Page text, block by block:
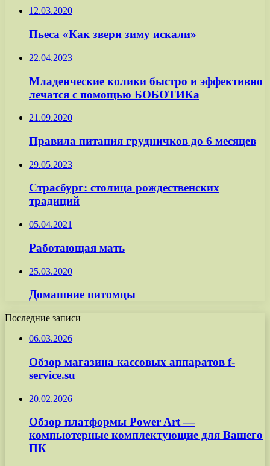
12.03.2020
Пьеса «Как звери зиму искали»
22.04.2023
Младенческие колики быстро и эффективно
лечатся с помощью БОБОТИКа
21.09.2020
Правила питания грудничков до 6 месяцев
29.05.2023
Страсбург: столица рождественских
традиций
05.04.2021
Работающая мать
25.03.2020
Домашние питомцы
Последние записи
06.03.2026
Обзор магазина кассовых аппаратов f-
service.su
20.02.2026
Обзор платформы Power Art —
компьютерные комплектующие для Вашего
ПК